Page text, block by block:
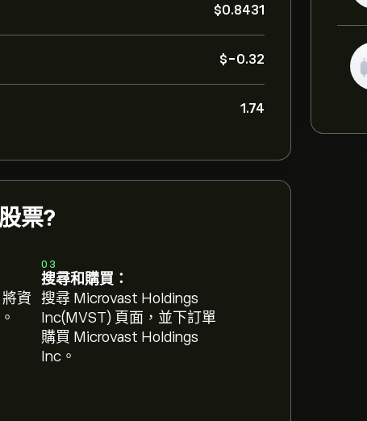
‎$‎0.8431
‎$‎-0.32
1.74
票?
資
03
搜尋和購買：
搜尋 Microvast Holdings
Inc(MVST) 頁面，並下訂單
購買 Microvast Holdings
Inc。
Holdings Inc的預測。查看最新預測